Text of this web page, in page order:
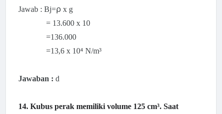
Jawab : Bj=⍴ x g
= 13.600 x 10
=136.000
=13,6 x 10⁴ N/m³
Jawaban : d
14. Kubus perak memiliki volume 125 cm³. Saat